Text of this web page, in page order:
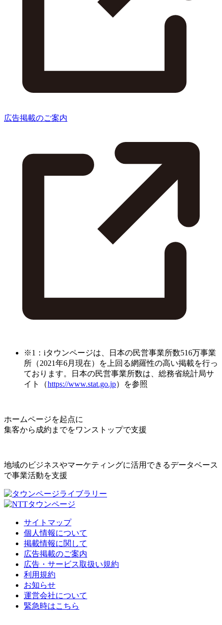
広告掲載のご案内
※1：iタウンページは、日本の民営事業所数516万事業
所（2021年6月現在）を上回る網羅性の高い掲載を行っ
ております。日本の民営事業所数は、総務省統計局サ
イト（https://www.stat.go.jp）を参照
ホームページを起点に
集客から成約までをワンストップで支援
地域のビジネスやマーケティングに活用できるデータベース
で事業活動を支援
サイトマップ
個人情報について
掲載情報に関して
広告掲載のご案内
広告・サービス取扱い規約
利用規約
お知らせ
運営会社について
緊急時はこちら